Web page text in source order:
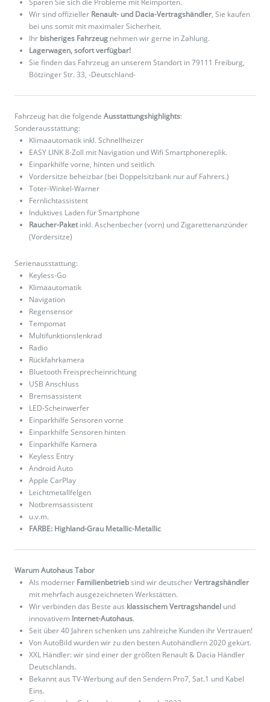
Sparen Sie sich die Probleme mit Reimporten.
Wir sind offizieller Renault- und Dacia-Vertragshändler, Sie kaufen
bei uns somit mit maximaler Sicherheit.
Ihr bisheriges Fahrzeug nehmen wir gerne in Zahlung.
Lagerwagen, sofort verfügbar!
Sie finden das Fahrzeug an unserem Standort in 79111 Freiburg,
Bötzinger Str. 33, -Deutschland-
Fahrzeug hat die folgende Ausstattungshighlights:
Sonderausstattung:
Klimaautomatik inkl. Schnellheizer
EASY LINK 8-Zoll mit Navigation und Wifi Smartphonereplik.
Einparkhilfe vorne, hinten und seitlich
Vordersitze beheizbar (bei Doppelsitzbank nur auf Fahrers.)
Toter-Winkel-Warner
Fernlichtassistent
Induktives Laden für Smartphone
Raucher-Paketinkl. Aschenbecher (vorn) und Zigarettenanzünder
(Vordersitze)
Serienausstattung:
Keyless-Go
Klimaautomatik
Navigation
Regensensor
Tempomat
Multifunktionslenkrad
Radio
Rückfahrkamera
Bluetooth Freisprecheinrichtung
USB Anschluss
Bremsassistent
LED-Scheinwerfer
Einparkhilfe Sensoren vorne
Einparkhilfe Sensoren hinten
Einparkhilfe Kamera
Keyless Entry
Android Auto
Apple CarPlay
Leichtmetallfelgen
Notbremsassistent
u.v.m.
FARBE: Highland-Grau Metallic-Metallic
Warum Autohaus Tabor
Als moderner Familienbetriebsind wir deutscherVertragshändler
mit mehrfach ausgezeichneten Werkstätten.
Wir verbinden das Beste aus klassischem Vertragshandel und
innovativem Internet-Autohaus.
Seit über 40 Jahren schenken uns zahlreiche Kunden ihr Vertrauen!
Von AutoBild wurden wir zu den besten Autohändlern 2020 gekürt.
XXL Händler: wir sind einer der größten Renault & Dacia Händler
Deutschlands.
Bekannt aus TV-Werbung auf den Sendern Pro7, Sat.1 und Kabel
Eins.